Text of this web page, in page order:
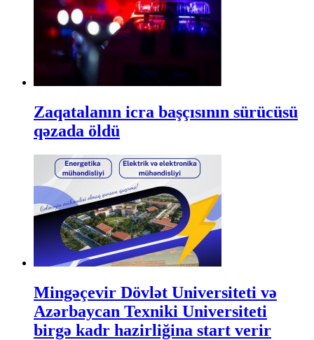
Zaqatalanın icra başçısının sürücüsü
qəzada öldü
Mingəçevir Dövlət Universiteti və
Azərbaycan Texniki Universiteti
birgə kadr hazirliğina start verir